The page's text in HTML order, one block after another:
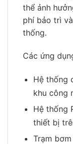
thể ảnh
phí bảo trì
thống.
Các ứng
Hệ thống
khu công
Hệ thống
thiết bị
Trạm